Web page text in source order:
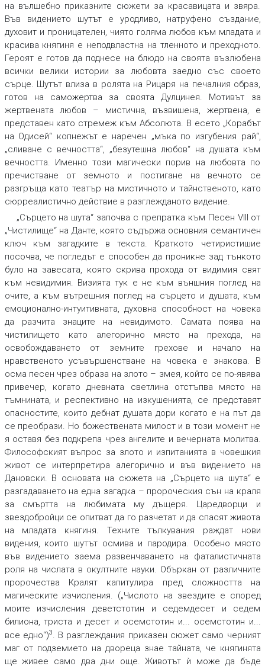
на вълшебно приказните сюжети за красавицата и звяра.
Във видението шутът е уродливо, натруфено създание,
духовит и проницателен, чиято голяма любов към младата и
красива княгиня е неподвластна на тленното и преходното.
Героят е готов да поднесе на блюдо на своята възлюбена
всички велики истории за любовта заедно със своето
сърце. Шутът влиза в ролята на Рицаря на печалния образ,
готов на саможертва за своята Дулцинея. Мотивът за
жертвената любов – мистична, възвишена, жертвена, е
представен като стремеж към Абсолюта. В есето „Корабът
на Одисей“ копнежът е наречен „мъка по изгубения рай“,
„сливане с вечността“, „безутешна любов“ на душата към
вечността. Именно този магически порив на любовта по
пречистване от земното и постигане на вечното се
разгръща като театър на мистичното и тайнственото, като
сюрреалистично действие в разглежданото видение.
„Сърцето на шута“ започва с препратка към Песен VIII от
„Чистилище“ на Данте, която съдържа основния семантичен
ключ към загадките в текста. Краткото четиристишие
посочва, че погледът е способен да проникне зад тънкото
було на завесата, която скрива прохода от видимия свят
към невидимия. Визията тук е не към външния поглед на
очите, а към вътрешния поглед на сърцето и душата, към
емоционално-интуитивната, духовна способност на човека
да разчита знаците на невидимото. Самата поява на
чистилището като алегорично място на прехода, на
освобождаването от земните грехове и начало на
нравственото усъвършенстване на човека е знакова. В
осма песен чрез образа на злото – змея, който се по-явява
привечер, когато дневната светлина отстъпва място на
тъмнината, и респективно на изкушенията, се представят
опасностите, които дебнат душата дори когато е на път да
се преобрази. Но божествената милост и в този момент не
я оставя без подкрепа чрез ангелите и вечерната молитва.
Философският въпрос за злото и изпитанията в човешкия
живот се интерпретира алегорично и във видението на
Дановски. В основата на сюжета на „Сърцето на шута“ е
разгадаването на една загадка – пророческия сън на краля
за смъртта на любимата му дъщеря. Царедворци и
звездобройци се опитват да го разчетат и да спасят живота
на младата княгиня. Техните тълкувания раждат нови
видения, които шутът осмива и пародира. Особено място
във видението заема развенчаването на фаталистичната
роля на числата в окултните науки. Объркан от различните
пророчества Кралят капитулира пред сложността на
магическите изчисления. („Числото на звездите е според
моите изчисления деветстотин и седемдесет и седем
билиона, триста и десет и осемстотин и... осемстотин и...
все едно“)3. В разглеждания приказен сюжет само черният
маг от подземието на двореца знае тайната, че княгинята
ще живее само два дни още. Животът ѝ може да бъде